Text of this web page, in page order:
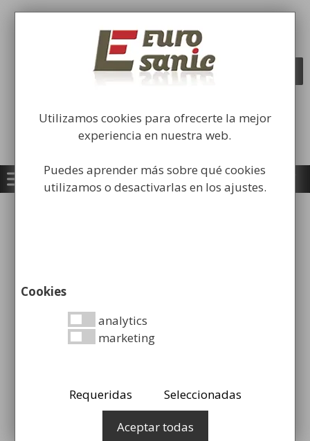
Saltar
Fabricación y comercialización de
equipamiento para la higiene industrial
Búsqueda
de
Utilizamos cookies para ofrecerte la mejor
experiencia en nuestra web.
Puedes aprender más sobre qué cookies
utilizamos o desactivarlas en los ajustes.
Cookies
analytics
marketing
Requeridas Seleccionadas
Aceptar todas